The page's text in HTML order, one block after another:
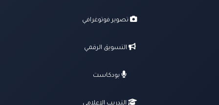
تصوير فوتوغرافي
التسويق الرقمي
بودكاست
التدريب الإعلامي